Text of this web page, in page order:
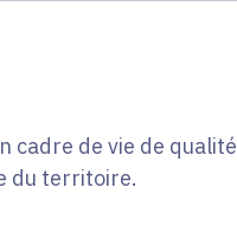
de vie de
du territoire.